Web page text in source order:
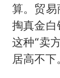
算。贸易
掏真金白
这种“卖
居高不下。